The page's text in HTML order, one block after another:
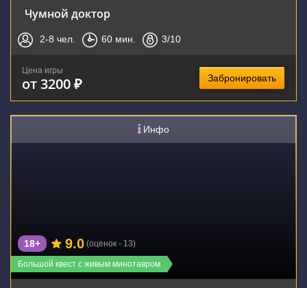
Чумной доктор
2-8 чел. 60 мин. 3/10
Цена игры
от 3200 ₽ Забронировать
Инфо
Большой квест с живым минотавром
18+ 9.0 (оценок - 13)